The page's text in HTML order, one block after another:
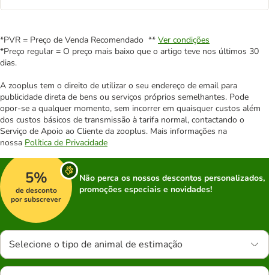
*PVR = Preço de Venda Recomendado ** Ver condições
*Preço regular = O preço mais baixo que o artigo teve nos últimos 30
dias.
A zooplus tem o direito de utilizar o seu endereço de email para
publicidade direta de bens ou serviços próprios semelhantes. Pode
opor-se a qualquer momento, sem incorrer em quaisquer custos além
dos custos básicos de transmissão à tarifa normal, contactando o
Serviço de Apoio ao Cliente da zooplus. Mais informações na
nossa Política de Privacidade
5%
de desconto
por subscrever
Não perca os nossos descontos personalizados,
promoções especiais e novidades!
Selecione o tipo de animal de estimação